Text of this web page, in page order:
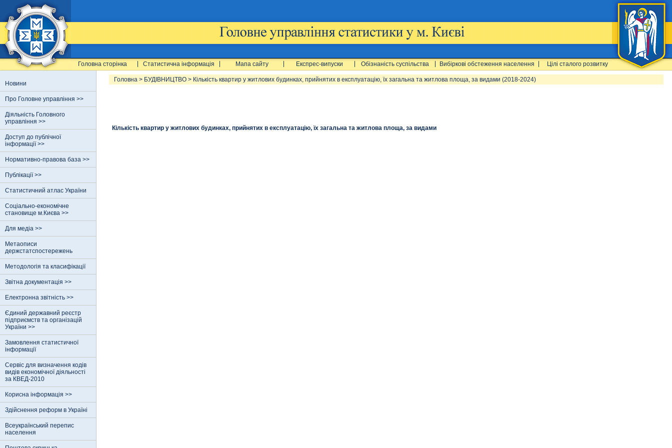
Головна сторінка Статистична інформація Мапа сайту Експрес-випуски Обізнаність суспільства Вибіркові обстеження населення Цілі сталого розвитку
Новини
Про Головне управління >>
Діяльність Головного
управління >>
Доступ до публічної
інформації >>
Нормативно-правова база >>
Публікації >>
Статистичний атлас України
Соціально-економічне
становище м.Києва >>
Для медіа >>
Метаописи
держстатспостережень
Методологія та класифікації
Звітна документація >>
Електронна звітність >>
Єдиний державний реєстр
пiдприємств та органiзацiй
України >>
Замовлення статистичної
інформації
Сервіс для визначення кодів
видів економічної діяльності
за КВЕД-2010
Корисна інформація >>
Здійснення реформ в Україні
Всеукраїнський перепис
населення
Головна > БУДІВНИЦТВО > Кількість квартир у житлових будинках, прийнятих в експлуатацію, їх загальна та житлова площа, за видами (2018-2024)
Кількість квартир у житлових будинках, прийнятих в експлуатацію, їх загальна та житлова площа, за видами